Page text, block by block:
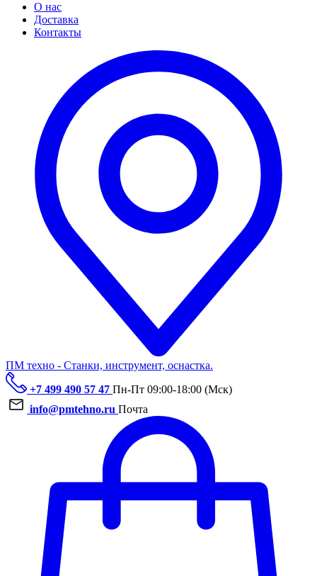
О нас
Доставка
Контакты
ПМ техно - Станки, инструмент, оснастка.
+7 499 490 57 47 Пн-Пт 09:00-18:00 (Мск)
info@pmtehno.ru Почта